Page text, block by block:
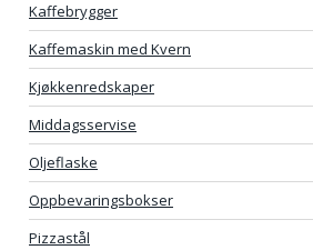
Kaffebrygger
Kaffemaskin med Kvern
Kjøkkenredskaper
Middagsservise
Oljeflaske
Oppbevaringsbokser
Pizzastål